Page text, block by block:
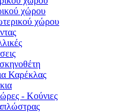
χώρου
χώρου
Καρέκλας
- Κούνιες